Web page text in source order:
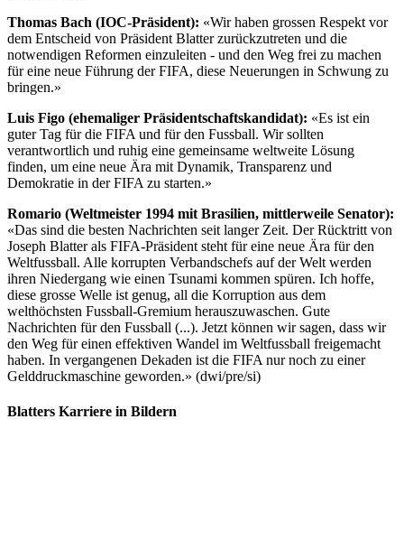
Thomas Bach (IOC-Präsident): «Wir haben grossen Respekt vor
dem Entscheid von Präsident Blatter zurückzutreten und die
notwendigen Reformen einzuleiten - und den Weg frei zu machen
für eine neue Führung der FIFA, diese Neuerungen in Schwung zu
bringen.»
Luis Figo (ehemaliger Präsidentschaftskandidat): «Es ist ein
guter Tag für die FIFA und für den Fussball. Wir sollten
verantwortlich und ruhig eine gemeinsame weltweite Lösung
finden, um eine neue Ära mit Dynamik, Transparenz und
Demokratie in der FIFA zu starten.»
Romario (Weltmeister 1994 mit Brasilien, mittlerweile Senator):
«Das sind die besten Nachrichten seit langer Zeit. Der Rücktritt von
Joseph Blatter als FIFA-Präsident steht für eine neue Ära für den
Weltfussball. Alle korrupten Verbandschefs auf der Welt werden
ihren Niedergang wie einen Tsunami kommen spüren. Ich hoffe,
diese grosse Welle ist genug, all die Korruption aus dem
welthöchsten Fussball-Gremium herauszuwaschen. Gute
Nachrichten für den Fussball (...). Jetzt können wir sagen, dass wir
den Weg für einen effektiven Wandel im Weltfussball freigemacht
haben. In vergangenen Dekaden ist die FIFA nur noch zu einer
Gelddruckmaschine geworden.» (dwi/pre/si)
Blatters Karriere in Bildern